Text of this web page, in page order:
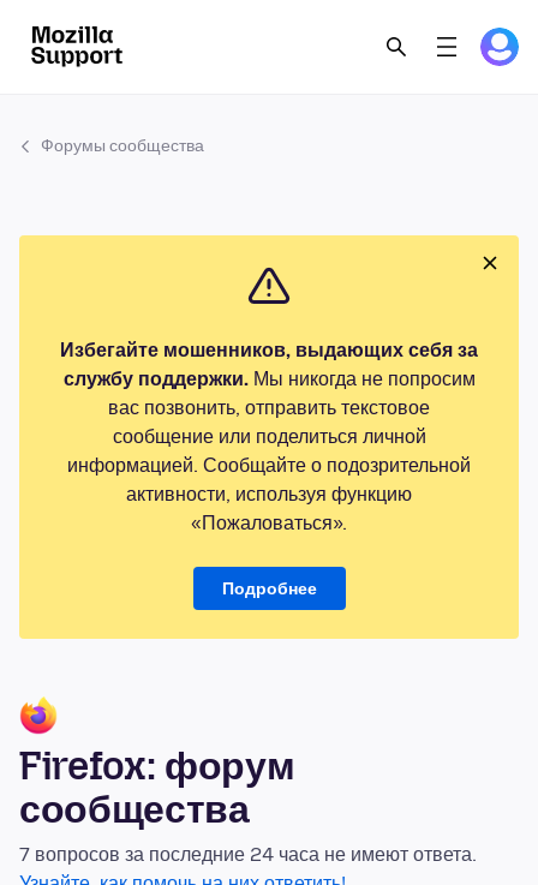
Форумы сообщества
Избегайте мошенников, выдающих себя за
службу поддержки.Мы никогда не попросим
вас позвонить, отправить текстовое
сообщение или поделиться личной
информацией. Сообщайте о подозрительной
активности, используя функцию
«Пожаловаться».
Подробнее
Firefox: форум
сообщества
7 вопросов за последние 24 часа не имеют ответа.